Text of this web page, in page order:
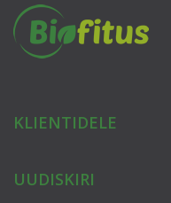
KLIENTIDELE
UUDISKIRI